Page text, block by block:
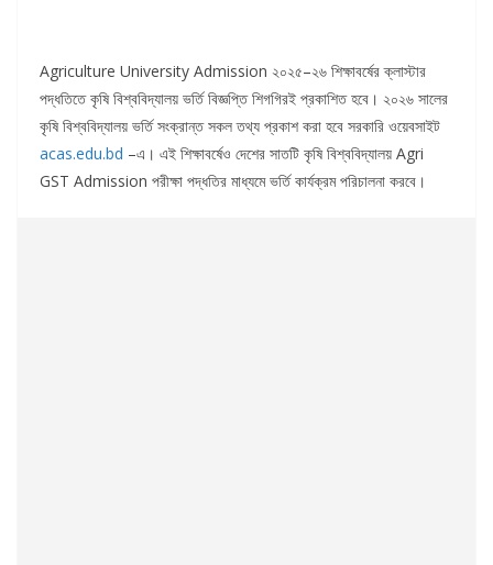
Agriculture University Admission ২০২৫–২৬ শিক্ষাবর্ষের ক্লাস্টার
পদ্ধতিতে কৃষি বিশ্ববিদ্যালয় ভর্তি বিজ্ঞপ্তি শিগগিরই প্রকাশিত হবে। ২০২৬ সালের
কৃষি বিশ্ববিদ্যালয় ভর্তি সংক্রান্ত সকল তথ্য প্রকাশ করা হবে সরকারি ওয়েবসাইট
acas.edu.bd –এ। এই শিক্ষাবর্ষেও দেশের সাতটি কৃষি বিশ্ববিদ্যালয় Agri
GST Admission পরীক্ষা পদ্ধতির মাধ্যমে ভর্তি কার্যক্রম পরিচালনা করবে।